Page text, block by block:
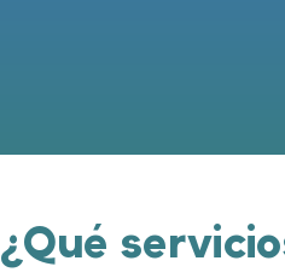
¿Qué